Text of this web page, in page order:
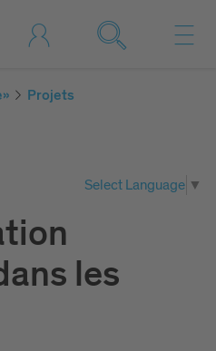
Projets
Select Language ▼
les